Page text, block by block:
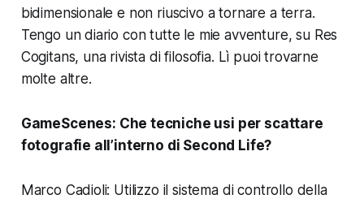
bidimensionale e non riuscivo a tornare a terra.
Tengo un diario con tutte le mie avventure, su Res
Cogitans, una rivista di filosofia. Lì puoi trovarne
molte altre.
GameScenes: Che tecniche usi per scattare
fotografie all’interno di Second Life?
Marco Cadioli: Utilizzo il sistema di controllo della